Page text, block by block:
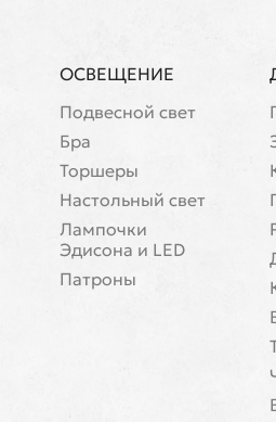
ОСВЕЩЕНИЕ
Подвесной свет
Бра
Торшеры
Настольный свет
Лампочки
Эдисона и LED
Патроны